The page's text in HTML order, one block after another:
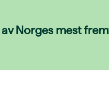
av Norges mest